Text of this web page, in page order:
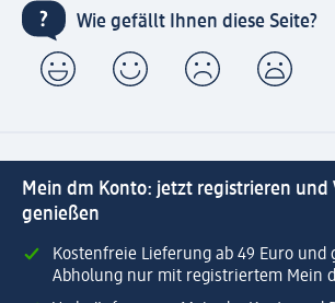
Wie gefällt Ihnen diese Seite?
Mein dm Konto: jetzt registrieren und
genießen
Kostenfreie Lieferung ab 49 Euro und
Abholung nur mit registriertem Mein